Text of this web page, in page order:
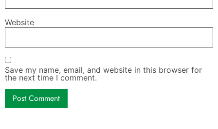
Website
Save my name, email, and website in this browser for
the next time I comment.